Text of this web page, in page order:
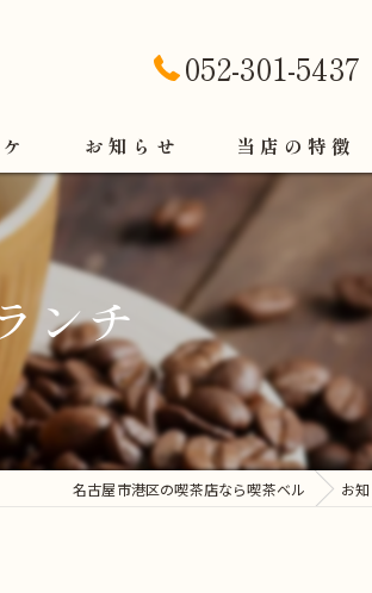
052-301-5437
お知らせ 当店の特徴
軽食
コーヒー
モーニング
ランチ
ンチ
名古屋市港区の喫茶店なら喫茶ベル お